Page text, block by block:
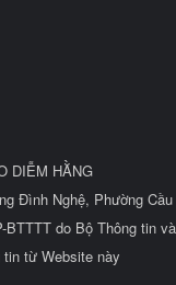
DIỄM HẰNG
Đình Nghệ, Phường
do Bộ Thông tin
từ Website này